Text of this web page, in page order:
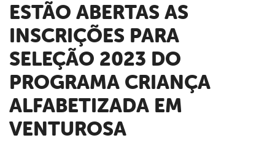
ESTÃO ABERTAS AS
INSCRIÇÕES PARA
SELEÇÃO 2023 DO
PROGRAMA CRIANÇA
ALFABETIZADA EM
VENTUROSA